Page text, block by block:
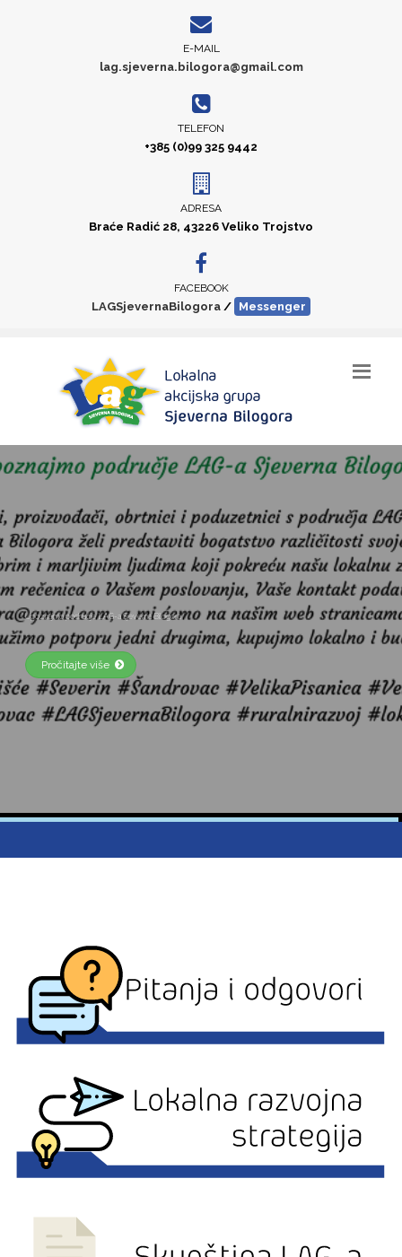
E-MAIL
lag.sjeverna.bilogora@gmail.com
TELEFON
+385 (0)99 325 9442
ADRESA
Braće Radić 28, 43226 Veliko Trojstvo
FACEBOOK
LAGSjevernaBilogora / Messenger
Objava javnog savjetovanja Strategije LAG-a Sjeverna Bilogora za razdoblje 2023.-2027. godine
Pročitajte više